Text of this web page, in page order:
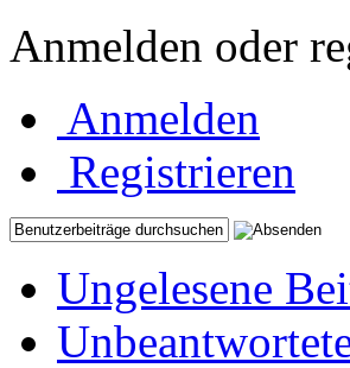
Anmelden oder
Anmelden
Registrieren
Ungelesene